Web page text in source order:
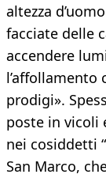
altezza
facciate delle
accendere
l’affollamento
prodigi».
poste in vicoli
nei cosiddetti
San Marco,